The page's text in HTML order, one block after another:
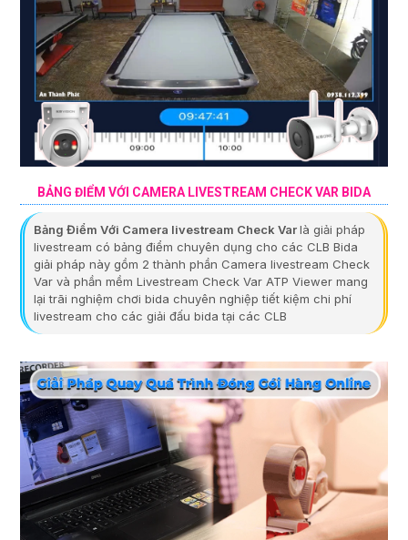
BẢNG ĐIỂM VỚI CAMERA LIVESTREAM CHECK VAR BIDA
Bảng Điểm Với Camera livestream Check Varlà giải pháp
livestream có bảng điểm chuyên dụng cho các CLB Bida
giải pháp này gồm 2 thành phần Camera livestream Check
Var và phần mềm Livestream Check Var ATP Viewer mang
lại trãi nghiệm chơi bida chuyên nghiệp tiết kiệm chi phí
livestream cho các giải đấu bida tại các CLB